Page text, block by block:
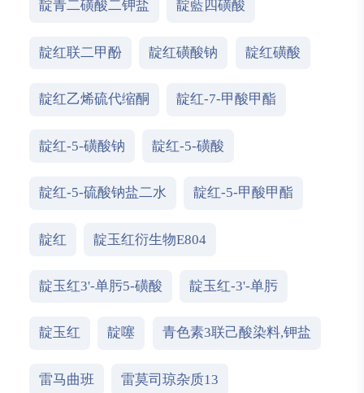
靛青二磺酸二钾盐 靛藍四磺酸
靛红联二甲酚 靛红磺酸钠 靛红磺酸
靛红乙烯硫代缩酮 靛红-7-甲酸甲酯
靛红-5-磺酸钠 靛红-5-磺酸
靛红-5-硫酸钠盐二水 靛红-5-甲酸甲酯
靛红 靛玉红衍生物E804
靛玉红3'-单肟5-磺酸 靛玉红-3'-单肟
靛玉红 靛噻 青色素3联己酸染料,钾盐
雷马曲班 雷莫司琼杂质13